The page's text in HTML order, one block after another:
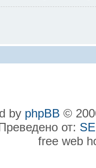
by phpBB ©
от:
free web